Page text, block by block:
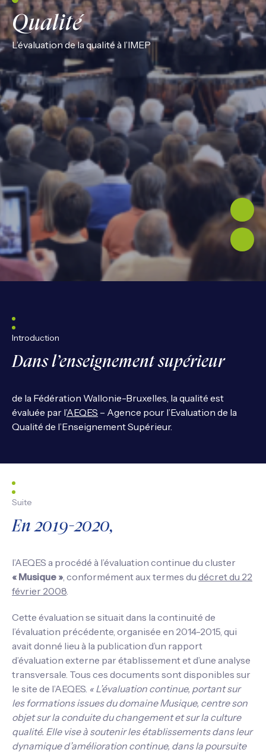
Qualité
L’évaluation de la qualité à l’IMEP
Introduction
Dans l’enseignement supérieur
de la Fédération Wallonie-Bruxelles, la qualité est
évaluée par l’AEQES – Agence pour l’Evaluation de la
Qualité de l’Enseignement Supérieur.
Suite
En 2019-2020,
l’AEQES a procédé à l’évaluation continue du cluster
« Musique », conformément aux termes du décret du 22
février 2008.
Cette évaluation se situait dans la continuité de
l’évaluation précédente, organisée en 2014-2015, qui
avait donné lieu à la publication d’un rapport
d’évaluation externe par établissement et d’une analyse
transversale. Tous ces documents sont disponibles sur
le site de l’AEQES. « L’évaluation continue, portant sur
les formations issues du domaine Musique, centre son
objet sur la conduite du changement et sur la culture
qualité. Elle vise à soutenir les établissements dans leur
dynamique d’amélioration continue, dans la poursuite